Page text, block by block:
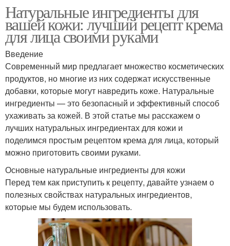
Натуральные ингредиенты для
вашей кожи: лучший рецепт крема
для лица своими руками
Введение
Современный мир предлагает множество косметических
продуктов, но многие из них содержат искусственные
добавки, которые могут навредить коже. Натуральные
ингредиенты — это безопасный и эффективный способ
ухаживать за кожей. В этой статье мы расскажем о
лучших натуральных ингредиентах для кожи и
поделимся простым рецептом крема для лица, который
можно приготовить своими руками.
Основные натуральные ингредиенты для кожи
Перед тем как приступить к рецепту, давайте узнаем о
полезных свойствах натуральных ингредиентов,
которые мы будем использовать.